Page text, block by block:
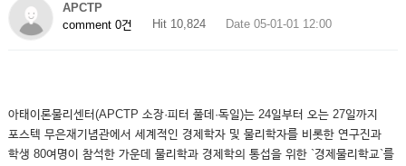
APCTP
comment 0건
Hit 10,824 Date 05-01-01 12:00
아태이론물리센터(APCTP 소장·피터 풀데·독일)는 24일부터 오는 27일까지
포스텍 무은재기념관에서 세계적인 경제학자 및 물리학자를 비롯한 연구진과
학생 80여명이 참석한 가운데 물리학과 경제학의 통섭을 위한 `경제물리학교`를